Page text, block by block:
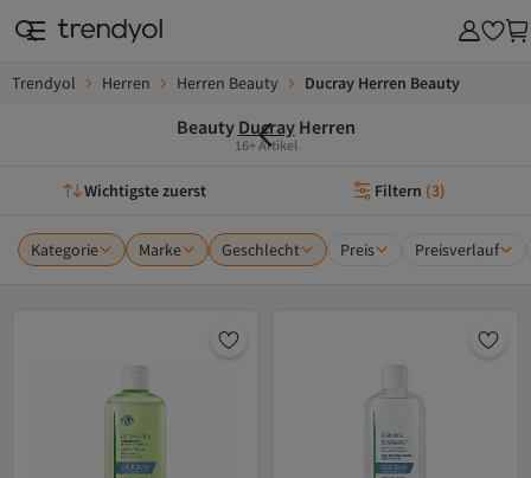
Trendyol Herren Herren Beauty Ducray Herren Beauty
Beauty Ducray Herren
16+ Artikel
Wichtigste zuerst Filtern (3)
Kategorie Marke Geschlecht Preis Preisverlauf